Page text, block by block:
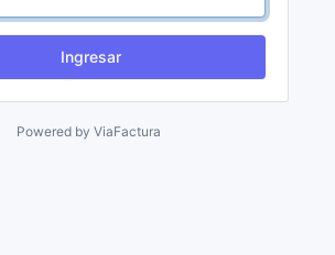
Ingresar
Powered by ViaFactura